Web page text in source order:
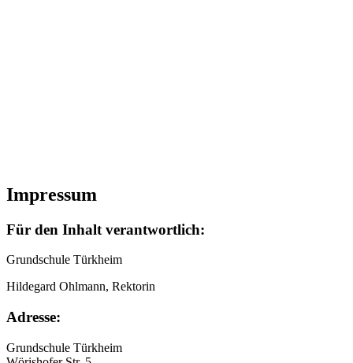
Impressum
Für den Inhalt verantwortlich:
Grundschule Türkheim
Hildegard Ohlmann, Rektorin
Adresse:
Grundschule Türkheim